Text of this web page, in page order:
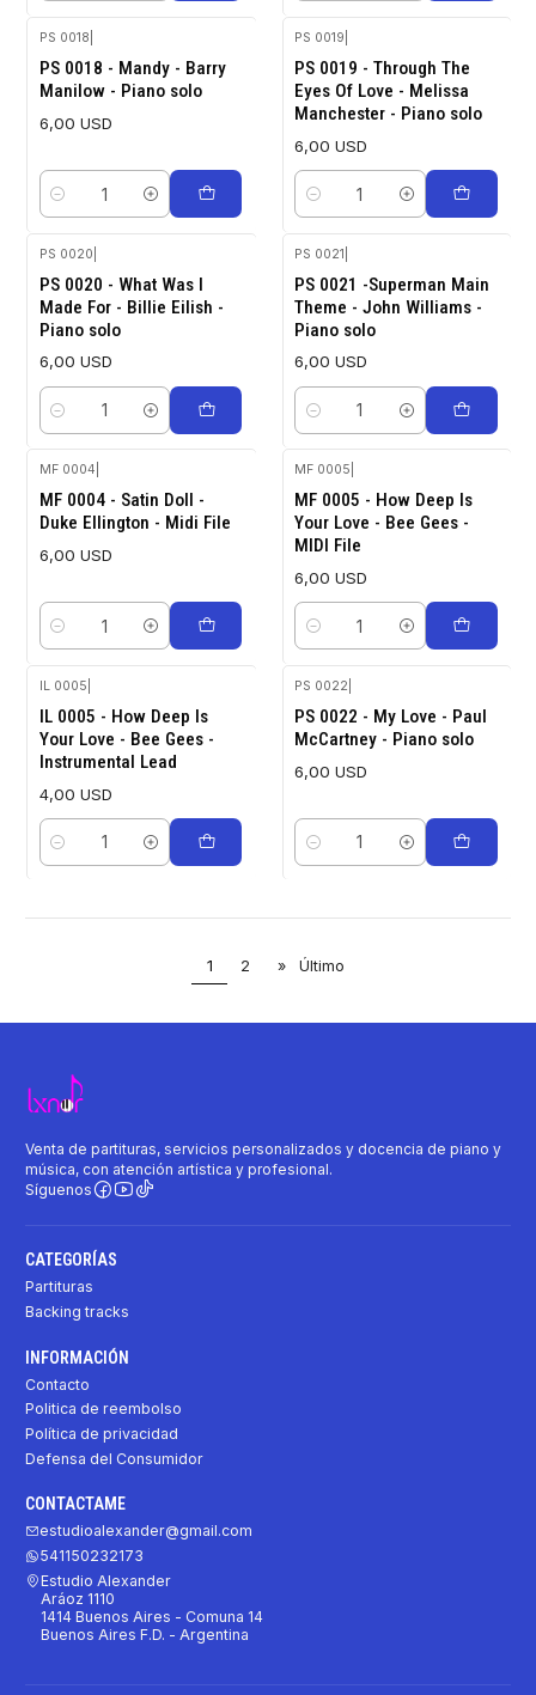
PS 0018
PS 0018 - Mandy - Barry
Manilow - Piano solo
6,00 USD
Cantidad
PS 0019
PS 0019 - Through The
Eyes Of Love - Melissa
Manchester - Piano solo
6,00 USD
Cantidad
PS 0020
PS 0020 - What Was I
Made For - Billie Eilish -
Piano solo
6,00 USD
Cantidad
PS 0021
PS 0021 -Superman Main
Theme - John Williams -
Piano solo
6,00 USD
Cantidad
MF 0004
MF 0004 - Satin Doll -
Duke Ellington - Midi File
6,00 USD
Cantidad
MF 0005
MF 0005 - How Deep Is
Your Love - Bee Gees -
MIDI File
6,00 USD
Cantidad
IL 0005
IL 0005 - How Deep Is
Your Love - Bee Gees -
Instrumental Lead
4,00 USD
Cantidad
PS 0022
PS 0022 - My Love - Paul
McCartney - Piano solo
6,00 USD
Cantidad
1 2 » Último
Venta de partituras, servicios personalizados y docencia de piano y
música, con atención artística y profesional.
Síguenos
CATEGORÍAS
Partituras
Backing tracks
INFORMACIÓN
Contacto
Politica de reembolso
Política de privacidad
Defensa del Consumidor
CONTACTAME
estudioalexander@gmail.com
541150232173
Estudio Alexander
Aráoz 1110
1414 Buenos Aires - Comuna 14
Buenos Aires F.D. - Argentina